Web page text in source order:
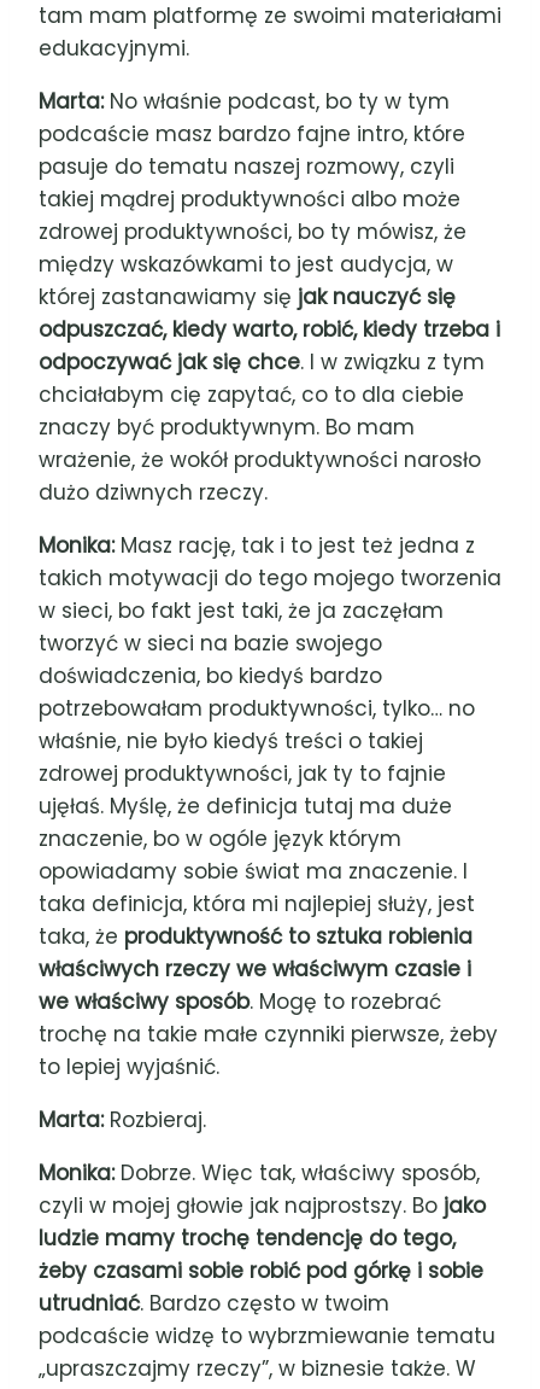
tam mam platformę ze swoimi materiałami
edukacyjnymi.
Marta: No właśnie podcast, bo ty w tym
podcaście masz bardzo fajne intro, które
pasuje do tematu naszej rozmowy, czyli
takiej mądrej produktywności albo może
zdrowej produktywności, bo ty mówisz, że
między wskazówkami to jest audycja, w
której zastanawiamy się jak nauczyć się
odpuszczać, kiedy warto, robić, kiedy trzeba i
odpoczywać jak się chce. I w związku z tym
chciałabym cię zapytać, co to dla ciebie
znaczy być produktywnym. Bo mam
wrażenie, że wokół produktywności narosło
dużo dziwnych rzeczy.
Monika: Masz rację, tak i to jest też jedna z
takich motywacji do tego mojego tworzenia
w sieci, bo fakt jest taki, że ja zaczęłam
tworzyć w sieci na bazie swojego
doświadczenia, bo kiedyś bardzo
potrzebowałam produktywności, tylko… no
właśnie, nie było kiedyś treści o takiej
zdrowej produktywności, jak ty to fajnie
ujęłaś. Myślę, że definicja tutaj ma duże
znaczenie, bo w ogóle język którym
opowiadamy sobie świat ma znaczenie. I
taka definicja, która mi najlepiej służy, jest
taka, że produktywność to sztuka robienia
właściwych rzeczy we właściwym czasie i
we właściwy sposób. Mogę to rozebrać
trochę na takie małe czynniki pierwsze, żeby
to lepiej wyjaśnić.
Marta: Rozbieraj.
Monika: Dobrze. Więc tak, właściwy sposób,
czyli w mojej głowie jak najprostszy. Bo jako
ludzie mamy trochę tendencję do tego,
żeby czasami sobie robić pod górkę i sobie
utrudniać. Bardzo często w twoim
podcaście widzę to wybrzmiewanie tematu
„upraszczajmy rzeczy”, w biznesie także. W